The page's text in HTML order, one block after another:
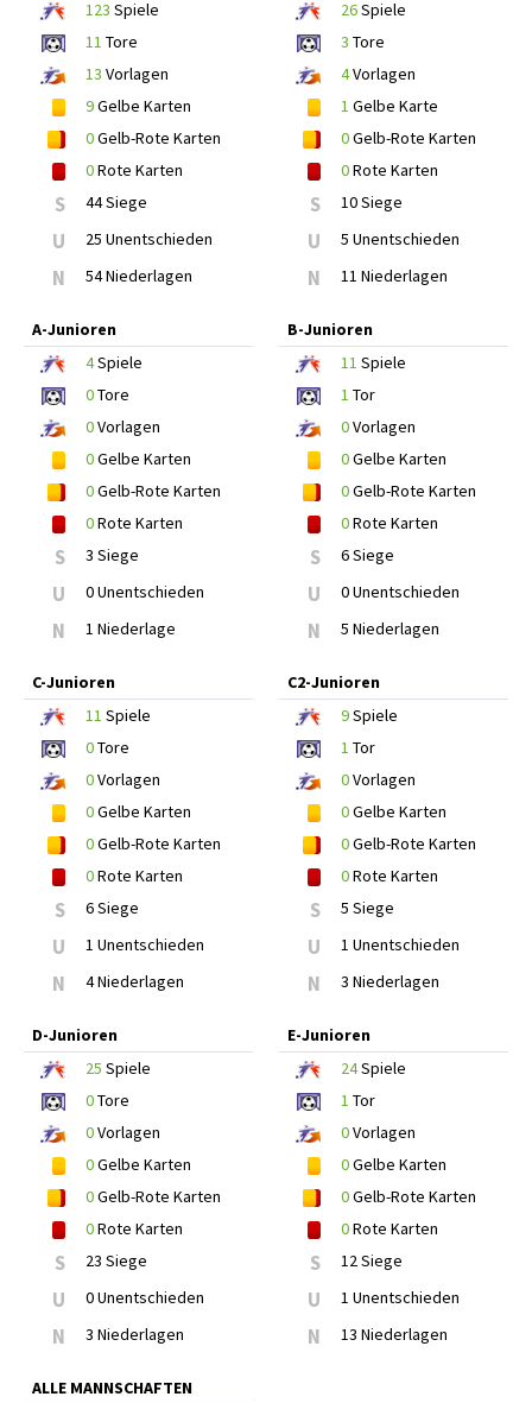
123 Spiele
11 Tore
13 Vorlagen
9Gelbe Karten
0Gelb-Rote Karten
0Rote Karten
S 44 Siege
U 25 Unentschieden
N 54 Niederlagen
26Spiele
3 Tore
4Vorlagen
1 Gelbe Karte
0Gelb-Rote Karten
0Rote Karten
S 10 Siege
U 5 Unentschieden
N 11 Niederlagen
A-Junioren
4Spiele
0Tore
0Vorlagen
0Gelbe Karten
0Gelb-Rote Karten
0Rote Karten
S 3 Siege
U 0 Unentschieden
N 1 Niederlage
B-Junioren
11 Spiele
1 Tor
0Vorlagen
0Gelbe Karten
0Gelb-Rote Karten
0Rote Karten
S 6 Siege
U 0 Unentschieden
N 5 Niederlagen
C-Junioren
11 Spiele
0Tore
0Vorlagen
0Gelbe Karten
0Gelb-Rote Karten
0Rote Karten
S 6 Siege
U 1 Unentschieden
N 4 Niederlagen
C2-Junioren
9Spiele
1 Tor
0Vorlagen
0Gelbe Karten
0Gelb-Rote Karten
0Rote Karten
S 5 Siege
U 1 Unentschieden
N 3 Niederlagen
D-Junioren
25 Spiele
0Tore
0Vorlagen
0Gelbe Karten
0Gelb-Rote Karten
0Rote Karten
S 23 Siege
U 0 Unentschieden
N 3 Niederlagen
E-Junioren
24Spiele
1 Tor
0Vorlagen
0Gelbe Karten
0Gelb-Rote Karten
0Rote Karten
S 12 Siege
U 1 Unentschieden
N 13 Niederlagen
ALLE MANNSCHAFTEN